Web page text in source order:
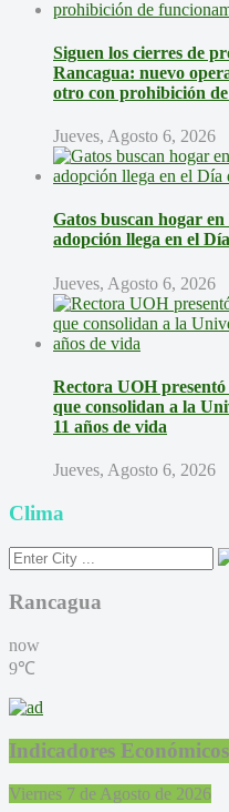
Siguen los cierres de
Rancagua: nuevo
otro con prohibición
Jueves, Agosto 6, 2026
Gatos buscan hogar
adopción llega en el
Jueves, Agosto 6, 2026
Rectora UOH presentó
que consolidan a la
11 años de vida
Jueves, Agosto 6, 2026
Clima
Rancagua
now
9℃
Indicadores Económicos
Viernes 7 de Agosto de 2026